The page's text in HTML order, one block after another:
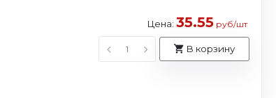
Цена: 35.55 руб/шт
В корзину